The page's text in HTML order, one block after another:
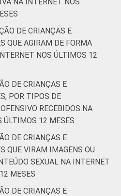
mais
46
De 9 a 10
anos
30
anos
De 13 a 14
anos
53
De 15 a 17
anos
54
Até 1 SM
DE CRIANÇAS E
QUE AGIRAM DE FORMA
NOS ÚLTIMOS 12
DE CRIANÇAS E
POR TIPOS DE
RECEBIDOS NA
ÚLTIMOS 12 MESES
DE CRIANÇAS E
QUE VIRAM IMAGENS OU
SEXUAL NA INTERNET
MESES
DE CRIANÇAS E